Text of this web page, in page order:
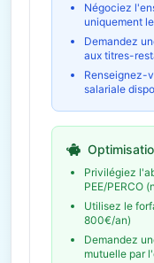
Budget
(PEE/
Négociez
uniquement
Demandez
aux titres-
Renseignez-
salariale
Privilégiez
PEE/PERCO
Utilisez le
800€/an)
Demandez
mutuelle par